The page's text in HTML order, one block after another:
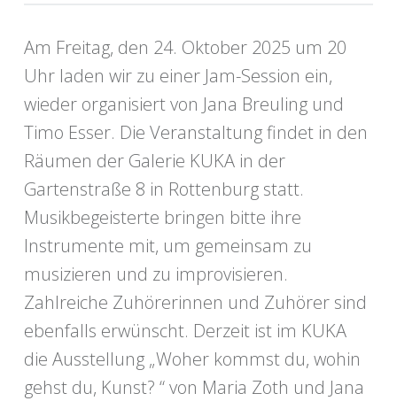
Am Freitag, den 24. Oktober 2025 um 20
Uhr laden wir zu einer Jam-Session ein,
wieder organisiert von Jana Breuling und
Timo Esser. Die Veranstaltung findet in den
Räumen der Galerie KUKA in der
Gartenstraße 8 in Rottenburg statt.
Musikbegeisterte bringen bitte ihre
Instrumente mit, um gemeinsam zu
musizieren und zu improvisieren.
Zahlreiche Zuhörerinnen und Zuhörer sind
ebenfalls erwünscht. Derzeit ist im KUKA
die Ausstellung „Woher kommst du, wohin
gehst du, Kunst? “ von Maria Zoth und Jana